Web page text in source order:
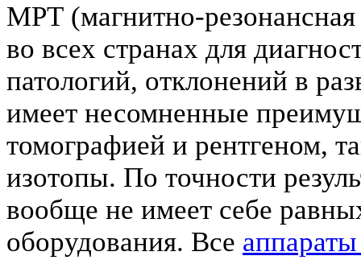
МРТ (магнитно-резонансная
во всех странах для
патологий, отклонений в
имеет несомненные
томографией и рентгеном,
изотопы. По точности
вообще не имеет себе
оборудования. Все